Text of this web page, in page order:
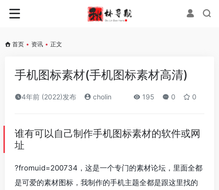
首页 • 资讯 • 正文
手机图标素材(手机图标素材高清)
4年前 (2022)发布 cholin 195 0 0
谁有可以自己制作手机图标素材的软件或网
址
?fromuid=200734，这是一个专门的素材论坛，里面全都
是可爱的素材图标，我制作的手机主题全都是跟这里找的